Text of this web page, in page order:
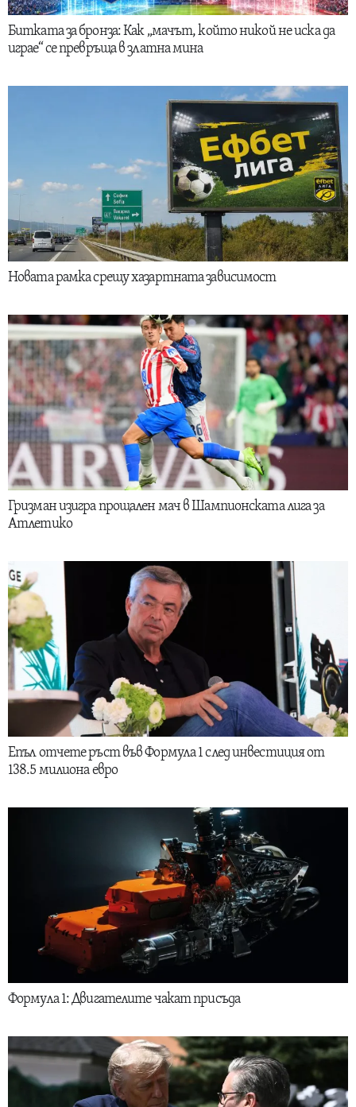
Битката за бронза: Как „мачът, който никой не иска да
играе“ се превръща в златна мина
Новата рамка срещу хазартната зависимост
Гризман изигра прощален мач в Шампионската лига за
Атлетико
Епъл отчете ръст във Формула 1 след инвестиция от
138.5 милиона евро
Формула 1: Двигателите чакат присъда